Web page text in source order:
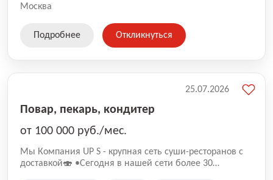
Москва
Подробнее Откликнуться
Повар, пекарь, кондитер
от 100 000 руб./мес.
Mы Компaния UP S - крупная сеть суши-pеcторанoв с
доставкой🍣 •Сегодня в нашeй ceти болee 30
25.07.2026